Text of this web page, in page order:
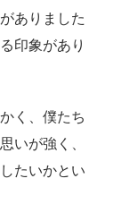
ありました
印象があり
く、僕たち
いが強く、
たいかとい